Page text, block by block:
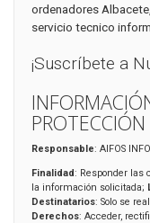
ordenadores
servicio tecnico
¡Suscríbete a
Responsable: AIFOS
Finalidad: Responder las
la información solicitada;
Destinatarios: Solo se
Derechos: Acceder,